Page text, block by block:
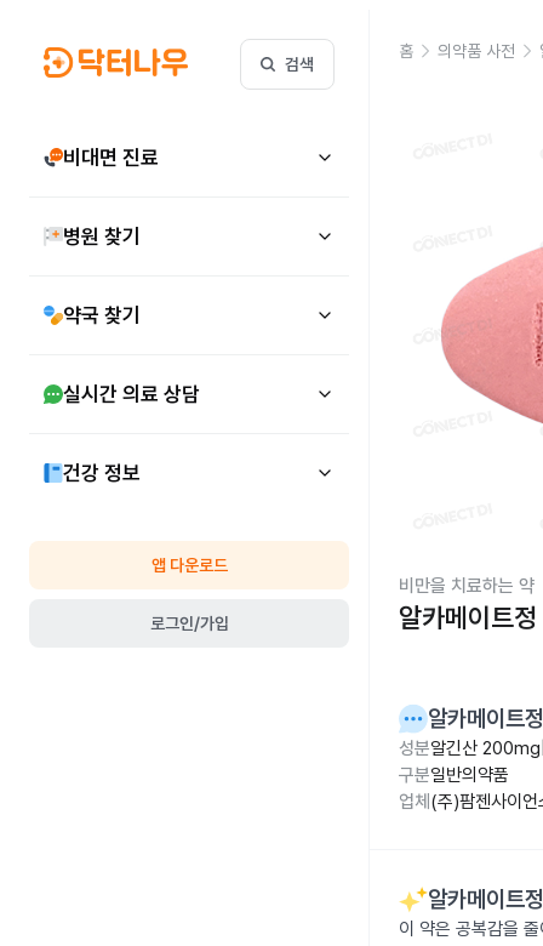
검색
비대면 진료
병원 찾기
약국 찾기
실시간 의료 상담
건강 정보
앱 다운로드
로그인/가입
홈 의약품 사전
비만을 치료하는 약
알카메이트정
알카메이트정
성분알긴산
구분일반의약품
업체 (주)팜젠사이언
알카메이트정
이 약은 공복감을